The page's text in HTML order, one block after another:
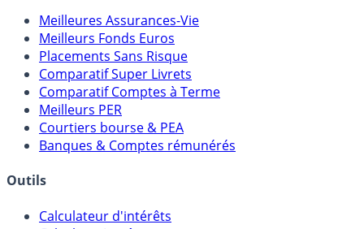
Comparatifs
Meilleures Assurances-Vie
Meilleurs Fonds Euros
Placements Sans Risque
Comparatif Super Livrets
Comparatif Comptes à Terme
Meilleurs PER
Banques & Comptes rémunérés
Outils